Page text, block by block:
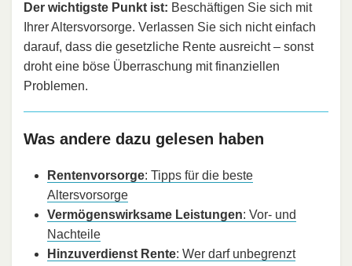
Der wichtigste Punkt ist: Beschäftigen Sie sich mit
Ihrer Altersvorsorge. Verlassen Sie sich nicht einfach
darauf, dass die gesetzliche Rente ausreicht – sonst
droht eine böse Überraschung mit finanziellen
Problemen.
Was andere dazu gelesen haben
Rentenvorsorge: Tipps für die beste
Altersvorsorge
Vermögenswirksame Leistungen: Vor- und
Nachteile
Hinzuverdienst Rente: Wer darf unbegrenzt